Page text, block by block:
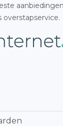
overstapservice.